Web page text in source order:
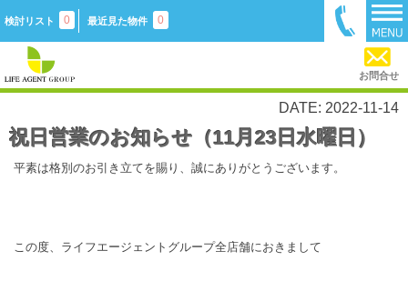
検討リスト 0 最近見た物件 0
お問合せ
DATE: 2022-11-14
祝日営業のお知らせ（11月23日水曜日）
平素は格別のお引き立てを賜り、誠にありがとうございます。
この度、ライフエージェントグループ全店舗におきまして